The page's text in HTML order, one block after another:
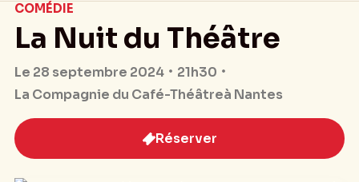
COMÉDIE
La Nuit du Théâtre
Le 28 septembre 2024
21h30
La Compagnie du Café-Théâtreà Nantes
Réserver